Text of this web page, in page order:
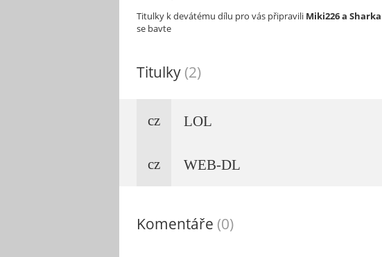
Titulky k devátému dílu pro vás připravili Miki226 a
se bavte
Titulky (2)
cz LOL
cz WEB-DL
Komentáře (0)